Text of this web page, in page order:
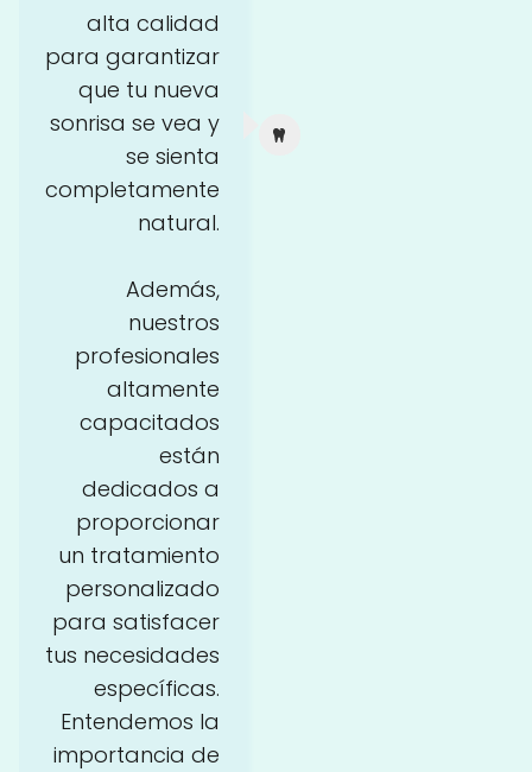
alta calidad
para garantizar
que tu nueva
sonrisa se vea y
se sienta
completamente
natural.
Además,
nuestros
profesionales
altamente
capacitados
están
dedicados a
proporcionar
un tratamiento
personalizado
para satisfacer
tus necesidades
específicas.
Entendemos la
importancia de